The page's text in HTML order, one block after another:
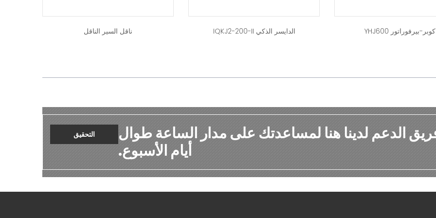
كوبر-بيرفوراتور YHJ600 الدايسر الذكي IQKJ2-200-II ناقل السير الناقل
الدعم لدينا هنا لمساعدتك على مدار الساعة طوال
أيام الأسبوع.
التحقيق